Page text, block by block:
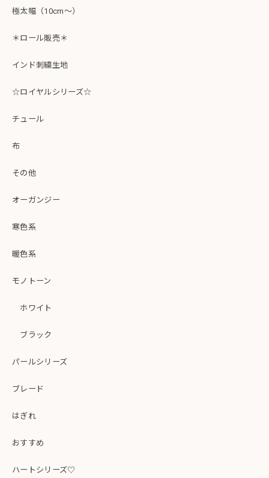
極太幅（10cm～）
＊ロール販売＊
インド刺繍生地
☆ロイヤルシリーズ☆
チュール
布
その他
オーガンジー
寒色系
暖色系
モノトーン
ホワイト
ブラック
パールシリーズ
ブレード
はぎれ
おすすめ
ハートシリーズ♡